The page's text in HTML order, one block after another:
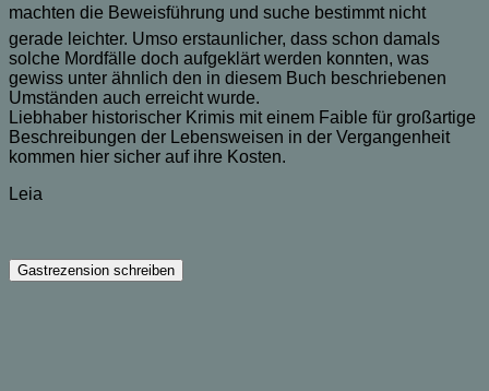
machten die Beweisführung und suche bestimmt nicht
gerade leichter. Umso erstaunlicher, dass schon damals
solche Mordfälle doch aufgeklärt werden konnten, was
gewiss unter ähnlich den in diesem Buch beschriebenen
Umständen auch erreicht wurde.
Liebhaber historischer Krimis mit einem Faible für großartige
Beschreibungen der Lebensweisen in der Vergangenheit
kommen hier sicher auf ihre Kosten.
Leia